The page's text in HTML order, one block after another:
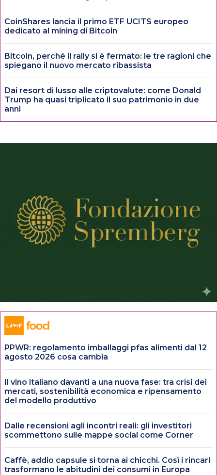
CoinShares lancia il primo ETF UCITS europeo
dedicato al mining di Bitcoin
Bitcoin, perché il rally si è fermato: le tre ragioni che
spiegano il nuovo mercato ribassista
Dai resort di lusso alle criptovalute: come Donald
Trump ha quasi triplicato il suo patrimonio in due
anni
PPWR: regolamento imballaggi pfas alimenti dal 12
agosto 2026 cosa cambia
Il vino italiano davanti a una nuova fase: tra crisi dei
mercati, sostenibilità economica e ripensamento
del modello produttivo
Dalle recensioni agli incontri reali: gli investitori
scommettono sulle mappe social come Corner
Caffè, addio capsule si torna ai chicchi. Così i rincari
trasformano le abitudini dei consumi in Europa